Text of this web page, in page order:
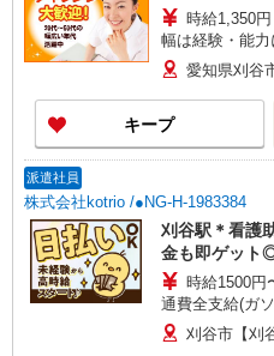
時給1,350円
幅は経験・能力
愛知県刈谷
キープ
派遣社員
株式会社kotrio /●NG-H-1983384
刈谷駅＊看護
金も即ゲット
時給1500
通費全支給(ガ
刈谷市【刈